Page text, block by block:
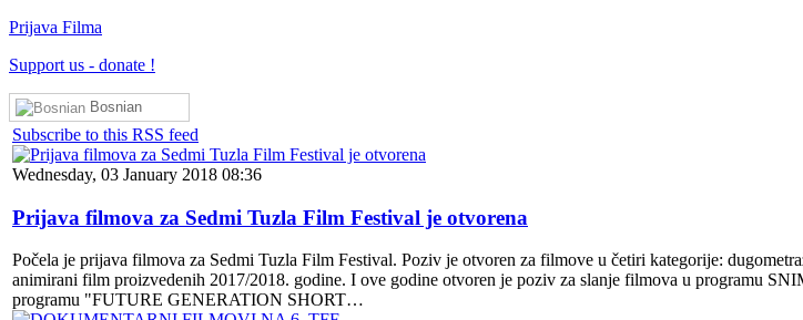
Prijava Filma
Support us - donate !
Bosnian
Subscribe to this RSS feed
Wednesday, 03 January 2018 08:36
Prijava filmova za Sedmi Tuzla Film Festival je otvorena
Počela je prijava filmova za Sedmi Tuzla Film Festival. Poziv je otvoren za filmove u četiri kategorije:
animirani film proizvedenih 2017/2018. godine. I ove godine otvoren je poziv za slanje filmova u programu
programu "FUTURE GENERATION SHORT…